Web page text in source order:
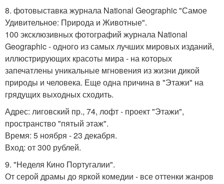
8. фотовыставка журнала National Geographic "Самое
Удивительное: Природа и Животные".
100 эксклюзивных фотографий журнала National
Geographic - одного из самых лучших мировых изданий,
иллюстрирующих красоты мира - на которых
запечатлены уникальные мгновения из жизни дикой
природы и человека. Еще одна причина в "Этажи" на
грядущих выходных сходить.
Адрес: лиговский пр., 74, лофт - проект "Этажи",
пространство "пятый этаж".
Время: 5 ноября - 23 декабря.
Вход: от 300 рублей.
9. "Неделя Кино Португалии".
От серой драмы до яркой комедии - все оттенки жанров